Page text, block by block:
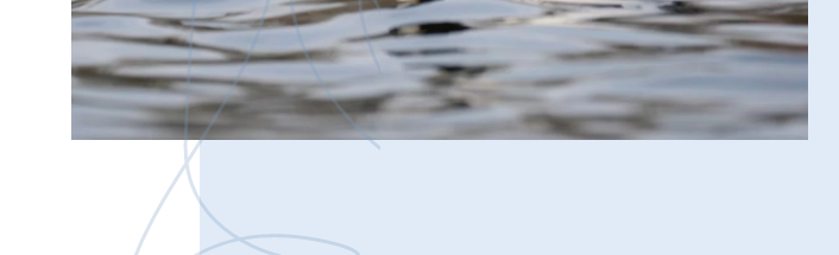
Sprawozdania
Polityka prywatności –
RODO